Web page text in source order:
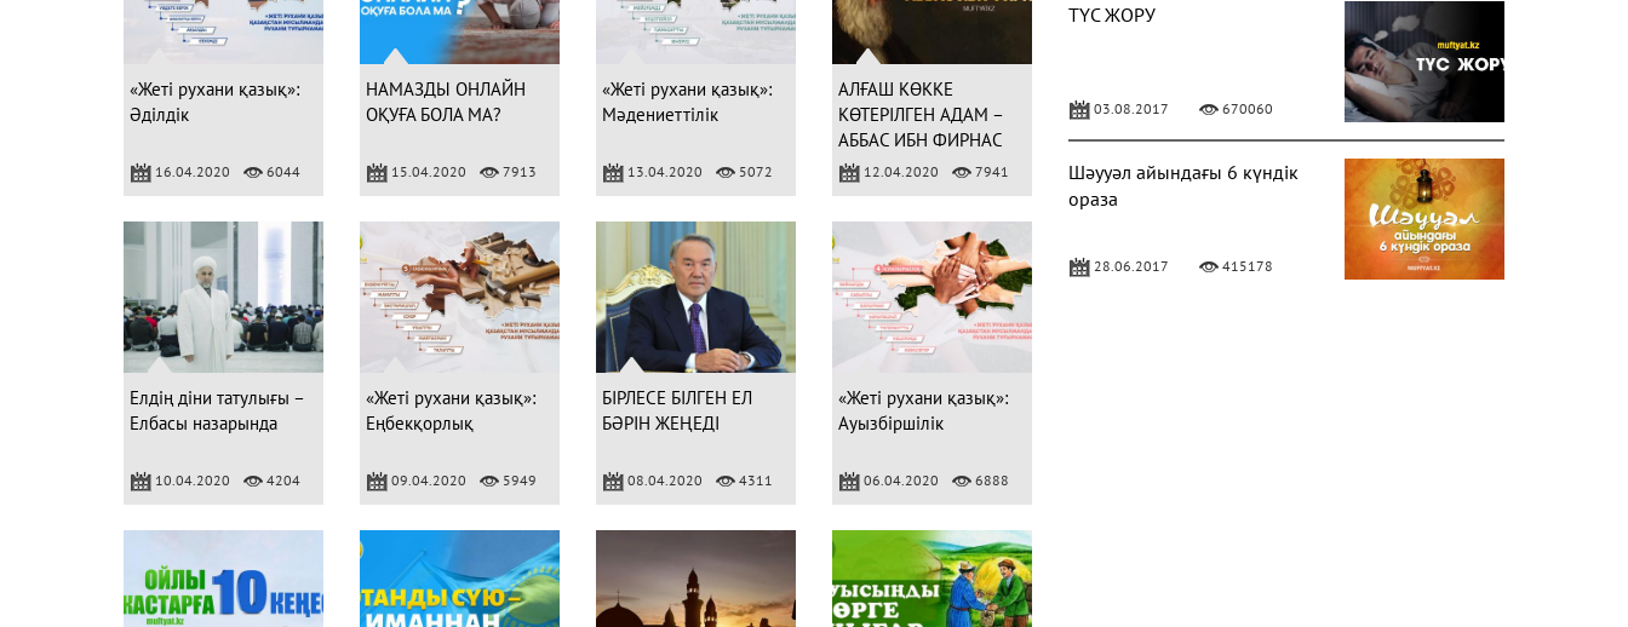
«Жеті рухани қазық»:
Әділдік
16.04.2020 6044
НАМАЗДЫ ОНЛАЙН
ОҚУҒА БОЛА МА?
15.04.2020 7913
«Жеті рухани қазық»:
Мәдениеттілік
13.04.2020 5072
АЛҒАШ КӨККЕ
КӨТЕРІЛГЕН АДАМ –
АББАС ИБН ФИРНАС
12.04.2020 7941
Елдің діни татулығы –
Елбасы назарында
10.04.2020 4204
«Жеті рухани қазық»:
Еңбекқорлық
09.04.2020 5949
БІРЛЕСЕ БІЛГЕН ЕЛ
БӘРІН ЖЕҢЕДІ
08.04.2020 4311
«Жеті рухани қазық»:
Ауызбіршілік
06.04.2020 6888
ТҮС ЖОРУ
03.08.2017 670060
Шәууәл айындағы 6 күндік
ораза
28.06.2017 415178